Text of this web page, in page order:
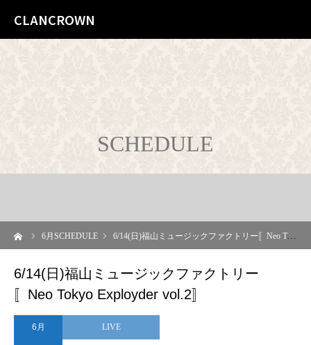
CLANCROWN
SCHEDULE
6月SCHEDULE 6/14(日)福山ミュージックファクトリー〚Neo Tokyo Exployder vol.2〛
6/14(日)福山ミュージックファクトリー
〚Neo Tokyo Exployder vol.2〛
6月 LIVE